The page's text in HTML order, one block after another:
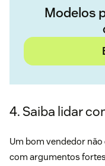
Modelos
4. Saiba lidar
Um bom vendedor não
com argumentos